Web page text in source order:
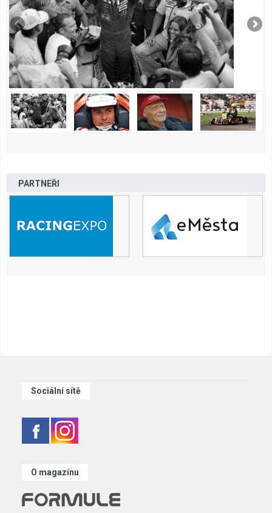
PARTNEŘI
Sociální sítě
O magazínu